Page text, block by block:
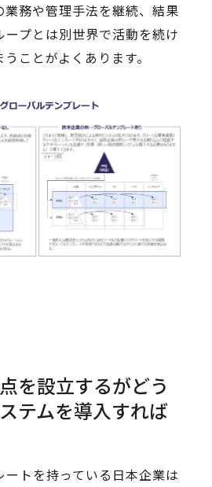
業務や管理手法を継続、結果
ープとは別世界で活動を続け
ことがよくあります。
を設立するがどう
テムを導入すれば
トを持っている日本企業は